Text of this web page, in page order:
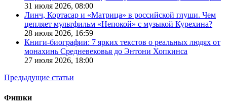
31 июля 2026, 08:00
Линч, Кортасар и «Матрица» в российской глуши. Чем
цепляет мультфильм «Непокой» с музыкой Курехина?
28 июля 2026, 16:59
Книги-биографии: 7 ярких текстов о реальных людях от
монахинь Средневековья до Энтони Хопкинса
27 июля 2026, 18:00
Предыдущие статьи
Фишки